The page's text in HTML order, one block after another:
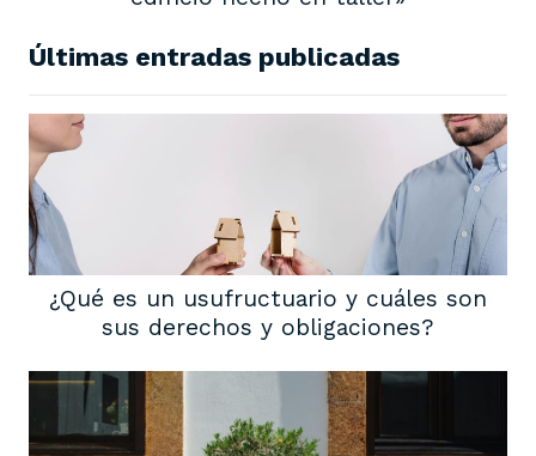
Últimas entradas publicadas
¿Qué es un usufructuario y cuáles son
sus derechos y obligaciones?